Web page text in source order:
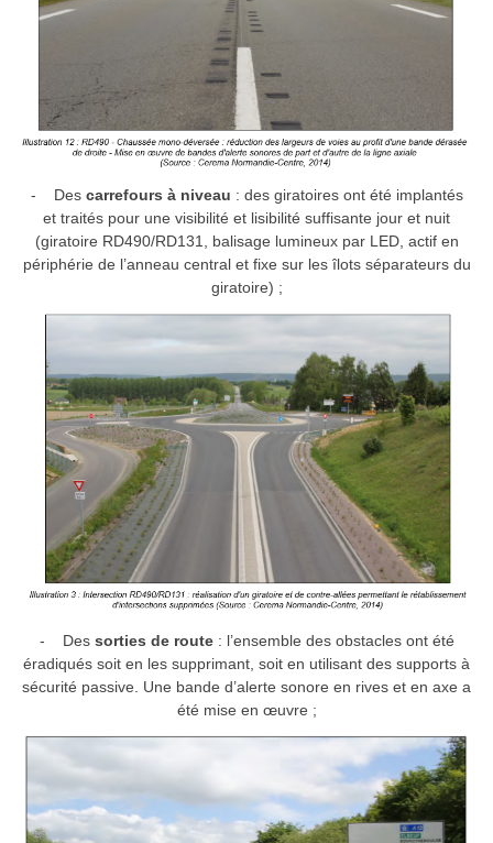
- Des carrefours à niveau : des giratoires ont été implantés
et traités pour une visibilité et lisibilité suffisante jour et nuit
(giratoire RD490/RD131, balisage lumineux par LED, actif en
périphérie de l’anneau central et fixe sur les îlots séparateurs du
giratoire) ;
- Des sorties de route: l’ensemble des obstacles ont été
éradiqués soit en les supprimant, soit en utilisant des supports à
sécurité passive. Une bande d’alerte sonore en rives et en axe a
été mise en œuvre ;